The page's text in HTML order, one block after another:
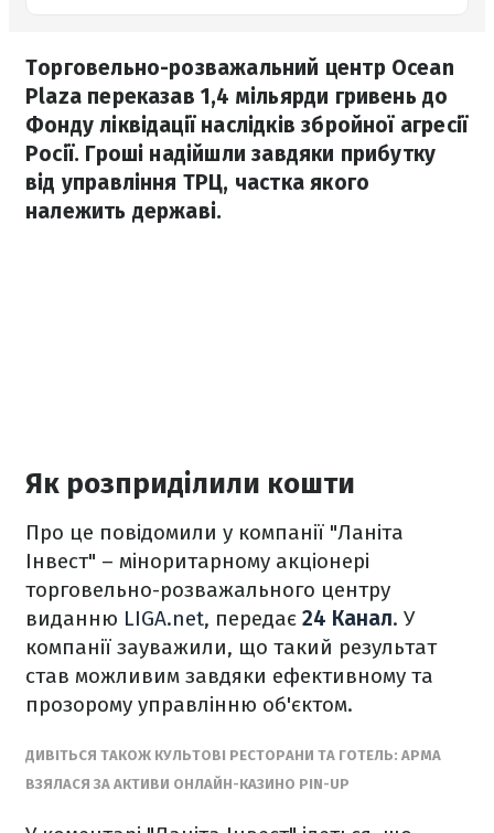
Торговельно-розважальний центр Ocean
Plaza переказав 1,4 мільярди гривень до
Фонду ліквідації наслідків збройної агресії
Росії. Гроші надійшли завдяки прибутку
від управління ТРЦ, частка якого
належить державі.
Як розприділили кошти
Про це повідомили у компанії "Ланіта
Інвест" – міноритарному акціонері
торговельно-розважального центру
виданню LIGA.net, передає 24 Канал. У
компанії зауважили, що такий результат
став можливим завдяки ефективному та
прозорому управлінню об'єктом.
ДИВІТЬСЯ ТАКОЖ КУЛЬТОВІ РЕСТОРАНИ ТА ГОТЕЛЬ: АРМА
ВЗЯЛАСЯ ЗА АКТИВИ ОНЛАЙН-КАЗИНО PIN-UP